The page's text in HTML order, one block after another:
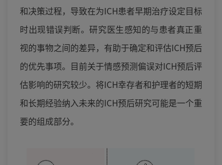
和决策过程，导致在为ICH患者早期治疗设定目标
时出现错误判断。研究医生感知的与患者真正重
视的事物之间的差异，有助于确定和评估ICH预后
的优先事项。目前关于情感预测偏误对ICH预后评
估影响的研究较少。将ICH幸存者和护理者的短期
和长期经验纳入未来的ICH预后研究可能是一个重
要的组成部分。